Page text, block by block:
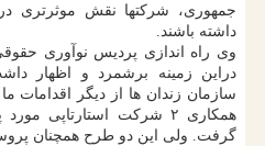
جمهوری، شرکتها نقش موثرتری
داشته باشند.
وی راه اندازی پردیس نوآوری
دراین زمینه برشمرد و اظهار
سازمان زندان ها از دیگر اقدامات
همکاری ۲ شرکت استارتاپی
گرفت. ولی این دو طرح همچنان